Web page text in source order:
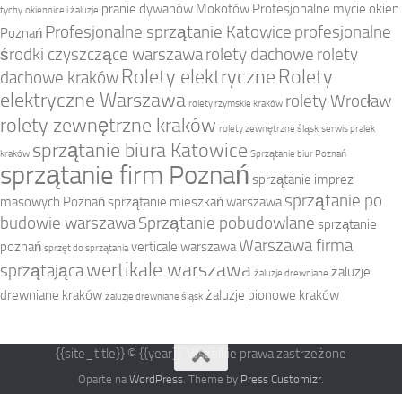
tychy okiennice i żaluzje pranie dywanów Mokotów Profesjonalne mycie okien
Poznań Profesjonalne sprzątanie Katowice profesjonalne
środki czyszczące warszawarolety dachowe rolety
dachowe kraków Rolety elektryczne Rolety
elektryczne Warszawa rolety rzymskie kraków rolety Wrocław
rolety zewnętrzne kraków rolety zewnętrzne śląsk serwis pralek
kraków sprzątanie biura Katowice Sprzątanie biur Poznań
sprzątanie firm Poznań sprzątanie imprez
masowych Poznańsprzątanie mieszkań warszawa sprzątanie po
budowie warszawaSprzątanie pobudowlane sprzątanie
poznań sprzęt do sprzątania verticale warszawaWarszawa firma
sprzątającawertikale warszawa żaluzje drewniane żaluzje
drewniane kraków żaluzje drewniane śląsk żaluzje pionowe kraków
{{site_title}} © {{year}}. Wszelkie prawa zastrzeżone
Oparte na WordPress . Theme by Press Customizr.